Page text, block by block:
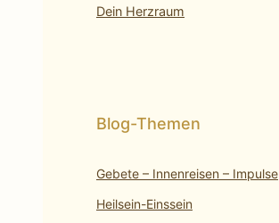
Dein Herzraum
Gebete – Innenreisen – Impulse
Heilsein-Einssein